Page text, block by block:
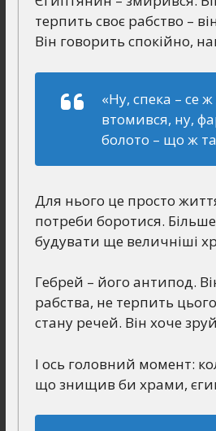
терпить своє рабство –
Він говорить спокійно,
«Ну, спека – се
втомився, ну,
болото – що ж
Для нього це просто
потреби боротися. Більше
будувати ще величніші
Гебрей – його антипод.
рабства, не терпить
стану речей. Він хоче
І ось головний момент:
що знищив би храми,